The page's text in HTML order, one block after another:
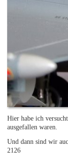
Hier habe ich
ausgefallen waren.
Und dann sind wir
2126